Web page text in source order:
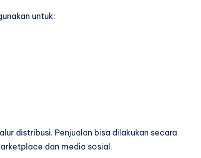
untuk:
distribusi. Penjualan bisa dilakukan secara
dan media sosial.